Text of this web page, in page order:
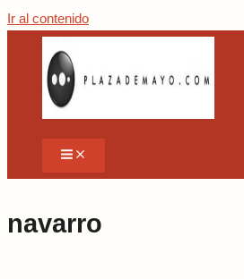
Ir al contenido
navarro